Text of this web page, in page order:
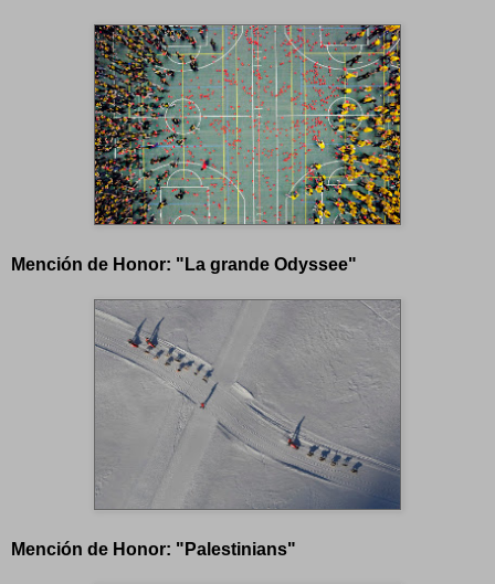
Mención de Honor: "La grande Odyssee"
Mención de Honor: "Palestinians"